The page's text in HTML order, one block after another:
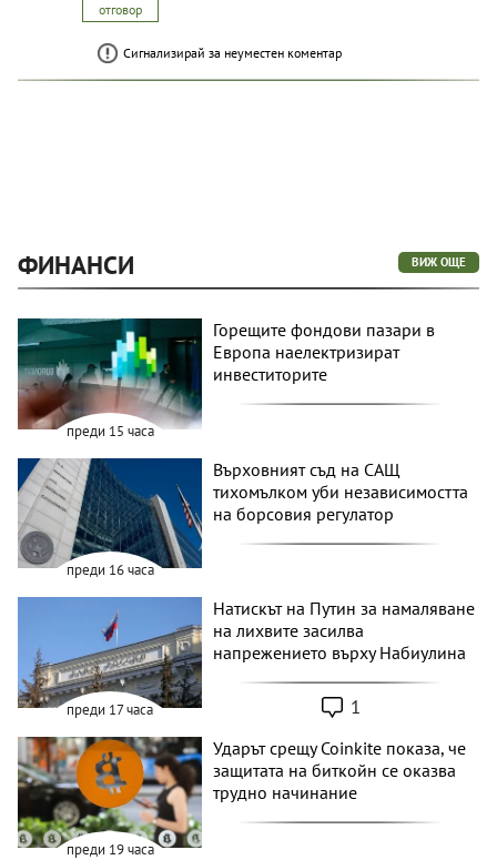
отговор
Сигнализирай за неуместен коментар
ФИНАНСИ ВИЖ ОЩЕ
преди 15 часа
Горещите фондови пазари в
Европа наелектризират
инвеститорите
преди 16 часа
Върховният съд на САЩ
тихомълком уби независимостта
на борсовия регулатор
преди 17 часа
Натискът на Путин за намаляване
на лихвите засилва
напрежението върху Набиулина
1
преди 19 часа
Ударът срещу Coinkite показа, че
защитата на биткойн се оказва
трудно начинание